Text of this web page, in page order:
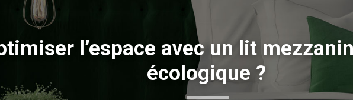
l’espace avec un lit
écologique ?